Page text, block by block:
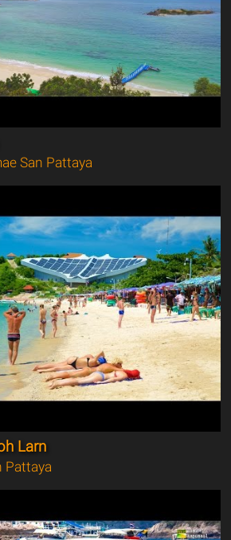
San Pattaya
Larn
Pattaya